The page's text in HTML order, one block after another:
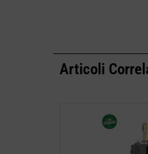
Articoli